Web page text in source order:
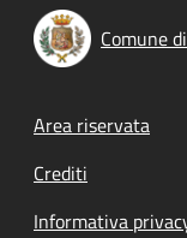
Comune
Footer
Area riservata
Crediti
Informativa